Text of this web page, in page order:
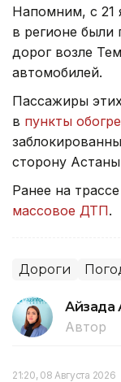
Напомним, с 21
в регионе были
дорог возле
автомобилей.
Пассажиры
в пункты
сторону
Ранее на
массовое ДТП.
Дороги
Айзада
Автор
21:20, 08 Августа 2026